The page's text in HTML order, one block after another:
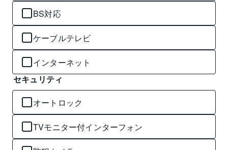
BS対応
ケーブルテレビ
インターネット
セキュリティ
オートロック
TVモニター付インターフォン